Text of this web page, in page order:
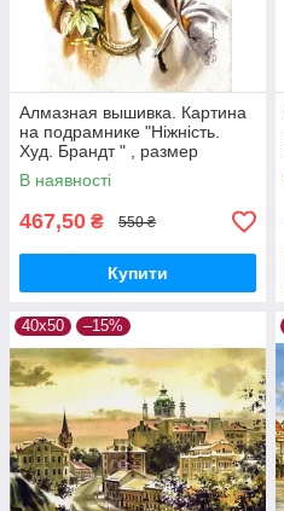
Алмазная вышивка. Картина
на подрамнике "Ніжність.
Худ. Брандт " , размер
40х50см
В наявності
467,50 ₴ 550 ₴
Купити
40х50 –15%